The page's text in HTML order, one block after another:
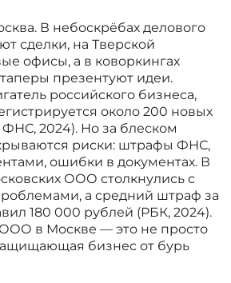
В небоскрёбах делового
сделки, на Тверской
офисы, а в коворкингах
презентуют идеи.
российского бизнеса,
около 200 новых
2024). Но за блеском
риски: штрафы ФНС,
ошибки в документах. В
ООО столкнулись с
а средний штраф за
180 000 рублей (РБК, 2024).
в Москве — это не просто
бизнес от бурь